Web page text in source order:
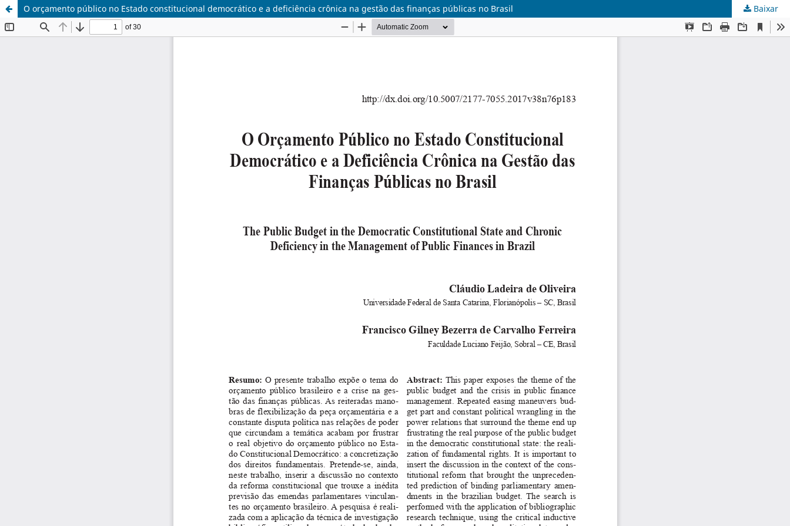
O orçamento público no Estado constitucional democrático e a deficiência crônica na gestão das finanças públicas no Brasil Baixar